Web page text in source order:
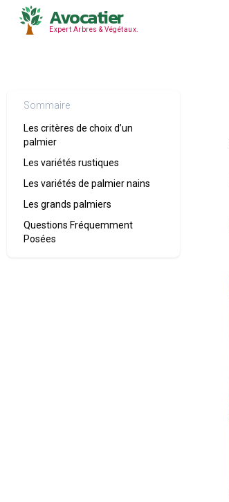
Avocatier
Expert Arbres & Végétaux.
Sommaire
Les critères de choix d’un
palmier
Les variétés rustiques
Les variétés de palmier nains
Les grands palmiers
Questions Fréquemment
Posées